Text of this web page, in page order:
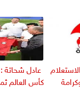
عادل شحاتة
كأس العالم